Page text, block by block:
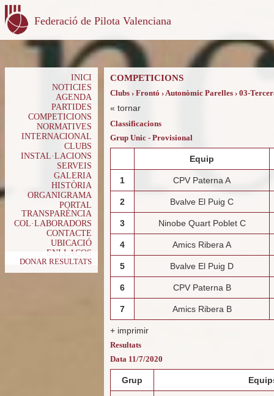
Federació de Pilota Valenciana
INICI
NOTICIES
AGENDA
PARTIDES
COMPETICIONS
NORMATIVES
INTERNACIONAL
CLUBS
INSTAL·LACIONS
SERVEIS
GALERIA
HISTÒRIA
ORGANIGRAMA
PORTAL
TRANSPARÈNCIA
COL·LABORADORS
CONTACTE
UBICACIÓ
ENLLAÇOS
DONAR RESULTATS
COMPETICIONS
Clubs › Frontó › Autonòmic Parelles › 03-
« tornar
Classificacions
Grup Unic - Provisional
Equip
1 CPV Paterna A
2 Bvalve El Puig C
3 Ninobe Quart Poblet C
4 Amics Ribera A
5 Bvalve El Puig D
6 CPV Paterna B
7 Amics Ribera B
+ imprimir
Resultats
Data 11/7/2020
Grup